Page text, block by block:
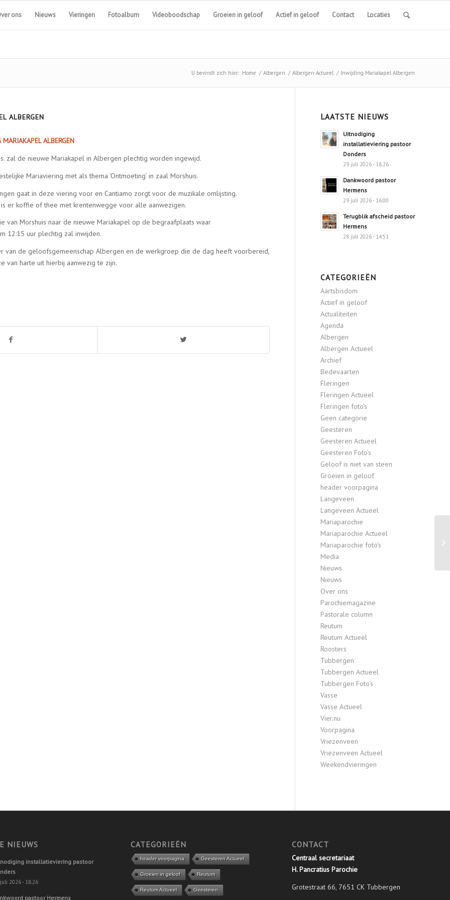
ons Nieuws Vieringen Fotoalbum Videoboodschap Groeien in geloof Actief in geloof Contact Locaties
U bevindt zich hier: Home / Albergen / Albergen Actueel / Inwijding Mariakapel Albergen
ALBERGEN
ALBERGEN
zal de nieuwe Mariakapel in Albergen plechtig worden ingewijd.
Mariaviering met als thema ‘Ontmoeting’ in zaal Morshuis.
gaat in deze viering voor en Cantiamo zorgt voor de muzikale omlijsting.
er koffie of thee met krentenwegge voor alle aanwezigen.
van Morshuis naar de nieuwe Mariakapel op de begraafplaats waar
12:15 uur plechtig zal inwijden.
van de geloofsgemeenschap Albergen en de werkgroep die de dag heeft voorbereid,
van harte uit hierbij aanwezig te zijn.
LAATSTE NIEUWS
Uitnodiging
installatieviering pastoor
Donders
29 juli 2026 - 18:26
Dankwoord pastoor
Hermens
29 juli 2026 - 16:00
Terugblik afscheid pastoor
Hermens
28 juli 2026 - 14:51
CATEGORIEËN
Aartsbisdom
Actief in geloof
Actualiteiten
Agenda
Albergen
Albergen Actueel
Archief
Bedevaarten
Fleringen
Fleringen Actueel
Fleringen foto's
Geen categorie
Geesteren
Geesteren Actueel
Geesteren Foto’s
Geloof is niet van steen
Groeien in geloof
header voorpagina
Langeveen
Langeveen Actueel
Mariaparochie
Mariaparochie Actueel
Mariaparochie foto's
Media
Nieuws
Nieuws
Over ons
Parochiemagazine
Pastorale column
Reutum
Reutum Actueel
Roosters
Tubbergen
Tubbergen Actueel
Tubbergen Foto’s
Vasse
Vasse Actueel
Vier.nu
Voorpagina
Vriezenveen
Vriezenveen Actueel
Weekendvieringen
NIEUWS
installatieviering pastoor
2026 - 18:26
pastoor Hermens
CATEGORIEËN
header voorpagina Geesteren Actueel
Groeien in geloof Reutum
Reutum Actueel Geesteren
CONTACT
Centraal secretariaat
H. Pancratius Parochie
Grotestraat 66, 7651 CK Tubbergen